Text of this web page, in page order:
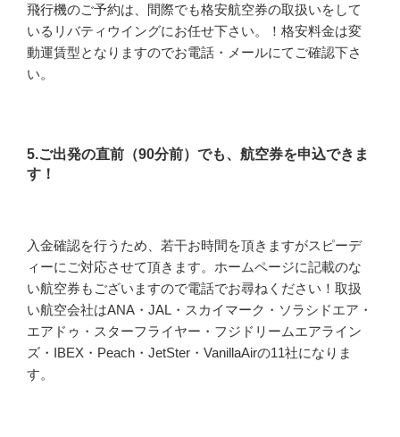
飛行機のご予約は、間際でも格安航空券の取扱いをして
いるリバティウイングにお任せ下さい。！格安料金は変
動運賃型となりますのでお電話・メールにてご確認下さ
い。
5.ご出発の直前（90分前）でも、航空券を申込できま
す！
入金確認を行うため、若干お時間を頂きますがスピーデ
ィーにご対応させて頂きます。ホームページに記載のな
い航空券もございますので電話でお尋ねください！取扱
い航空会社はANA・JAL・スカイマーク・ソラシドエア・
エアドゥ・スターフライヤー・フジドリームエアライン
ズ・IBEX・Peach・JetSter・VanillaAirの11社になりま
す。